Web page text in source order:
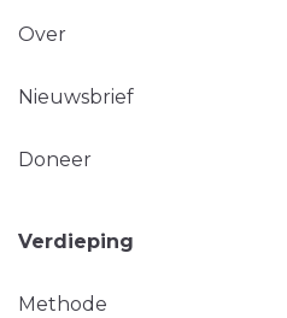
Over
Nieuwsbrief
Doneer
Verdieping
Methode